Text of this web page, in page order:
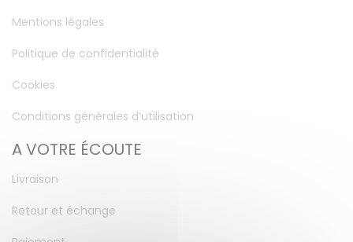
Mentions légales
Politique de confidentialité
Cookies
Conditions générales d’utilisation
A VOTRE ÉCOUTE
Livraison
Retour et échange